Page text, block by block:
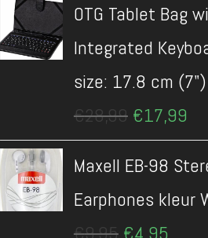
€34,90.
€5,95.
OTG Tablet Bag
Integrated
size: 17.8 cm (7")
€28,99 Oorspronkelijke
prijs
€28,99.
€17,99
Maxell EB-98
Earphones kleur
€9,95 Oorspronkelijke
€4,95